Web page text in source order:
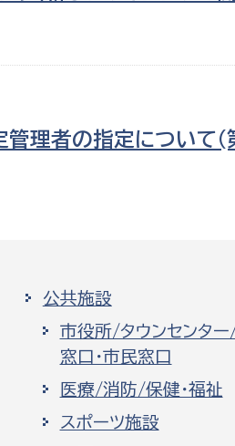
病院管理局：施設用度課
選挙管理委員会事務局
理者の指定について(
公共施設
市役所/タウンセンタ
窓口・市民窓口
医療/消防/保健・福祉
スポーツ施設